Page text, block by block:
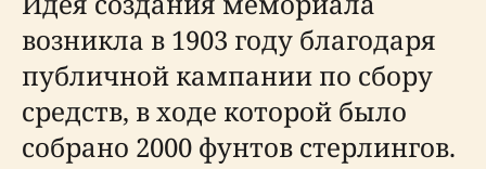
возникла в 1903 году благодаря
публичной кампании по сбору
средств, в ходе которой было
собрано 2000 фунтов стерлингов.